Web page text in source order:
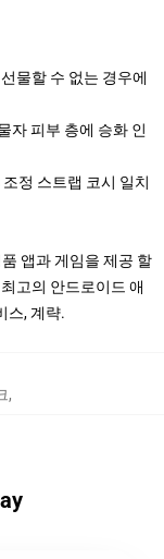
물할 수 없는 경우에
자 피부 층에 승화 인
정 스트랩 코시 일치
앱과 게임을 제공 할
고의 안드로이드 애
스, 계략.
,